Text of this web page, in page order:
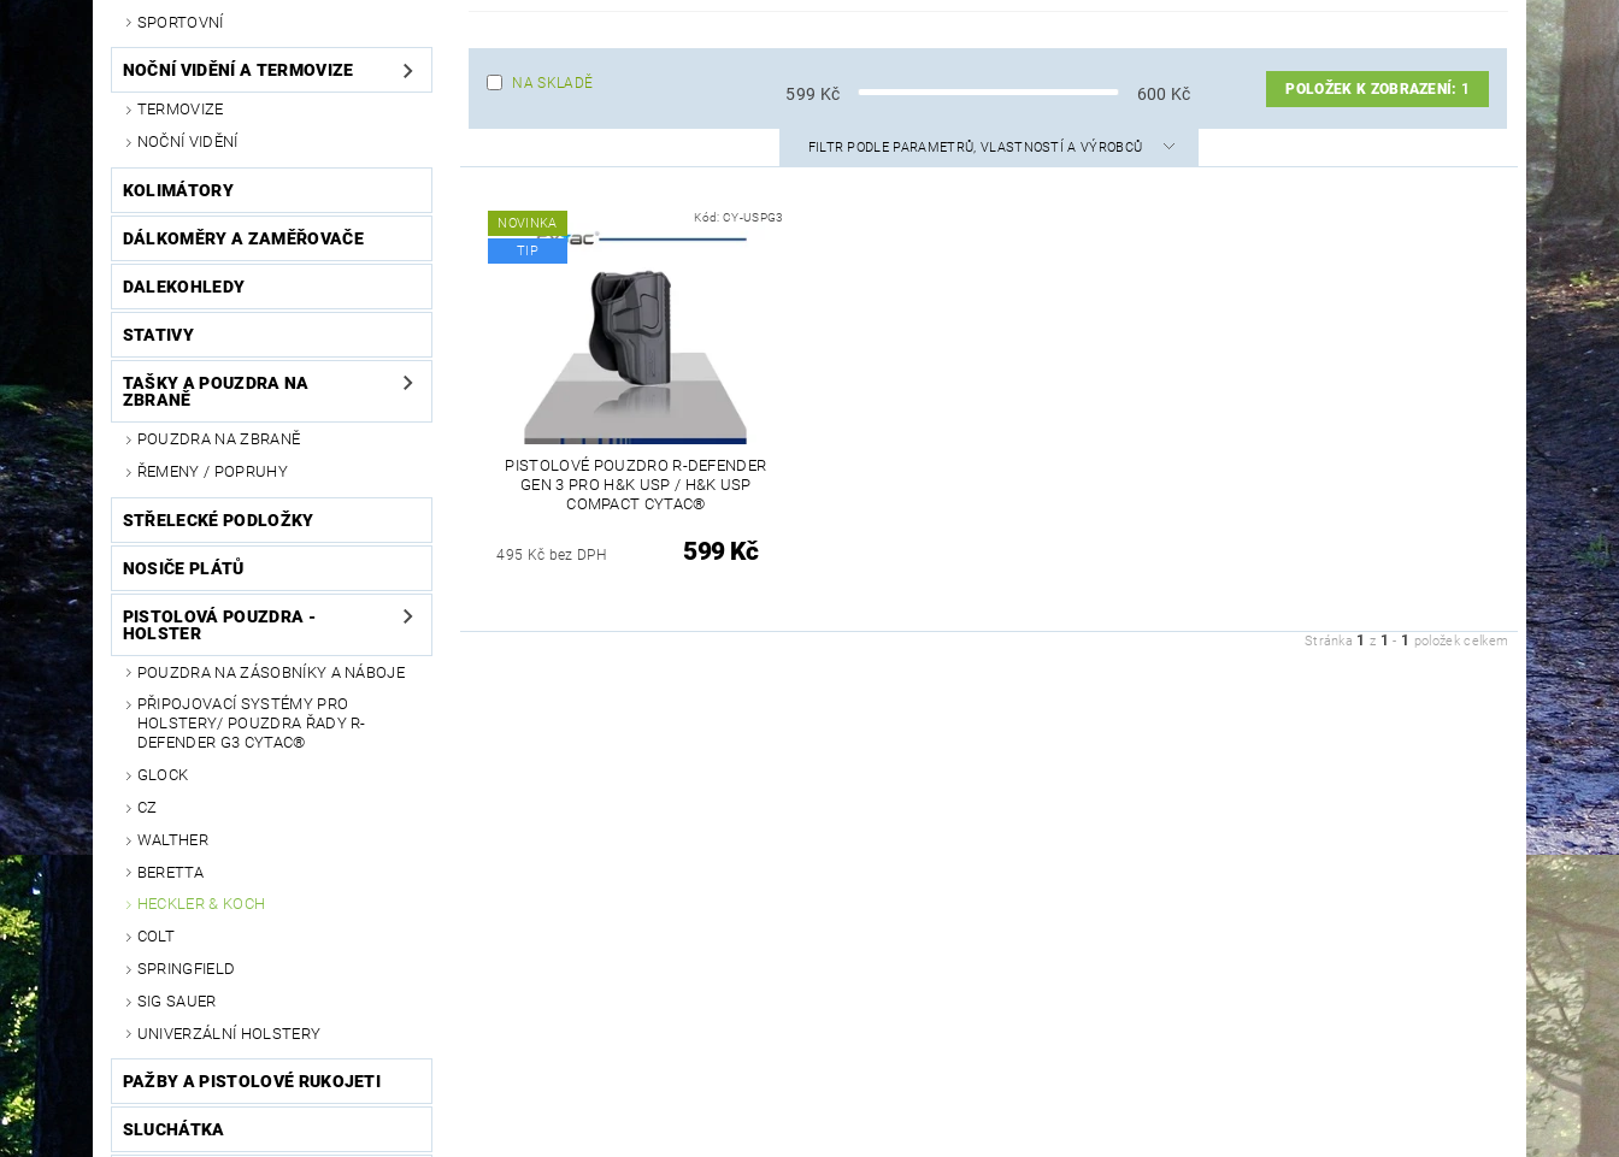
SPORTOVNÍ
NOČNÍ VIDĚNÍ A TERMOVIZE
TERMOVIZE
NOČNÍ VIDĚNÍ
KOLIMÁTORY
DÁLKOMĚRY A ZAMĚŘOVAČE
DALEKOHLEDY
STATIVY
TAŠKY A POUZDRA NA
ZBRANĚ
POUZDRA NA ZBRANĚ
ŘEMENY / POPRUHY
STŘELECKÉ PODLOŽKY
NOSIČE PLÁTŮ
PISTOLOVÁ POUZDRA -
HOLSTER
POUZDRA NA ZÁSOBNÍKY A NÁBOJE
PŘIPOJOVACÍ SYSTÉMY PRO
HOLSTERY/ POUZDRA ŘADY R-
DEFENDER G3 CYTAC®
GLOCK
CZ
WALTHER
BERETTA
HECKLER & KOCH
COLT
SPRINGFIELD
SIG SAUER
UNIVERZÁLNÍ HOLSTERY
PAŽBY A PISTOLOVÉ RUKOJETI
SLUCHÁTKA
NA SKLADĚ
599 Kč 600 Kč POLOŽEK K ZOBRAZENÍ: 1
FILTR PODLE PARAMETRŮ, VLASTNOSTÍ A VÝROBCŮ
NOVINKA
TIP
Kód: CY-USPG3
PISTOLOVÉ POUZDRO R-DEFENDER
GEN 3 PRO H&K USP / H&K USP
COMPACT CYTAC®
495 Kč bez DPH 599 Kč
Stránka 1 z 1 - 1 položek celkem